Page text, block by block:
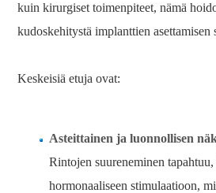
kuin kirurgiset toimenpiteet, nämä
kudoskehitystä implanttien asettamisen
Keskeisiä etuja ovat:
Asteittainen ja luonnollisen
Rintojen suureneminen
hormonaaliseen stimulaatioon,